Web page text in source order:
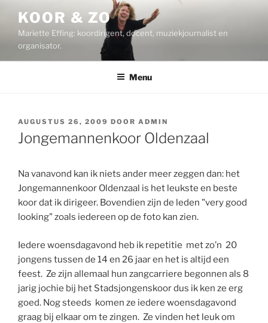
inhoud
KOOR & ZO
Mariette Effing: koordirigent, docent, muziekjournalist en
organisator.
Menu
GEPLAATST
OP
AUGUSTUS 26, 2009 DOOR ADMIN
Jongemannenkoor Oldenzaal
Na vanavond kan ik niets ander meer zeggen dan: het
Jongemannenkoor Oldenzaal is het leukste en beste
koor dat ik dirigeer. Bovendien zijn de leden "very good
looking" zoals iedereen op de foto kan zien.
Iedere woensdagavond heb ik repetitie met zo’n 20
jongens tussen de 14 en 26 jaar en het is altijd een
feest. Ze zijn allemaal hun zangcarriere begonnen als 8
jarig jochie bij het Stadsjongenskoor dus ik ken ze erg
goed. Nog steeds komen ze iedere woensdagavond
graag bij elkaar om te zingen. Ze vinden het leuk om